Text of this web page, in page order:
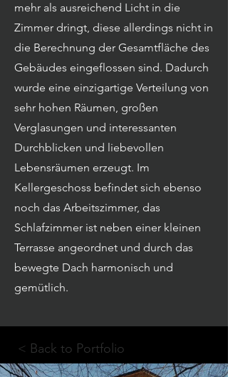
mehr als ausreichend Licht in die
Zimmer dringt, diese allerdings nicht in
die Berechnung der Gesamtfläche des
Gebäudes eingeflossen sind. Dadurch
wurde eine einzigartige Verteilung von
sehr hohen Räumen, großen
Verglasungen und interessanten
Durchblicken und liebevollen
Lebensräumen erzeugt. Im
Kellergeschoss befindet sich ebenso
noch das Arbeitszimmer, das
Schlafzimmer ist neben einer kleinen
Terrasse angeordnet und durch das
bewegte Dach harmonisch und
gemütlich.
< Back to Portfolio